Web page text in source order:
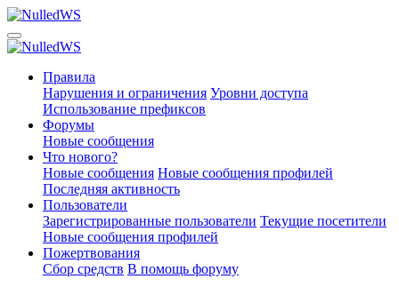
Правила
Нарушения и ограничения Уровни доступа
Использование префиксов
Форумы
Новые сообщения
Что нового?
Новые сообщения Новые сообщения профилей
Последняя активность
Пользователи
Зарегистрированные пользователи Текущие посетители
Новые сообщения профилей
Пожертвования
Сбор средств В помощь форуму